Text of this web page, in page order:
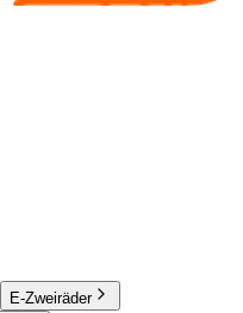
E-Zweiräder